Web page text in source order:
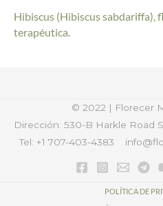
Hibiscus (Hibiscus sabdariffa),
terapéutica.
© 2022 | Florecer
Dirección: 530-B Harkle Road
Tel: +1 707-403-4383
POLÍTICA DE